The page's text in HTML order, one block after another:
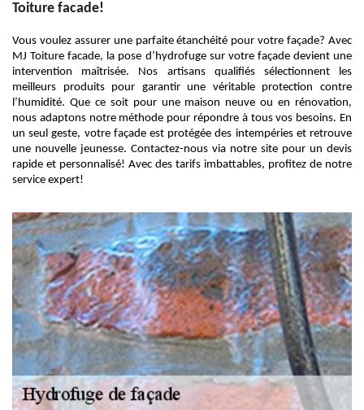
Toiture facade!
Vous voulez assurer une parfaite étanchéité pour votre façade? Avec
MJ Toiture facade, la pose d’hydrofuge sur votre façade devient une
intervention maîtrisée. Nos artisans qualifiés sélectionnent les
meilleurs produits pour garantir une véritable protection contre
l’humidité. Que ce soit pour une maison neuve ou en rénovation,
nous adaptons notre méthode pour répondre à tous vos besoins. En
un seul geste, votre façade est protégée des intempéries et retrouve
une nouvelle jeunesse. Contactez-nous via notre site pour un devis
rapide et personnalisé! Avec des tarifs imbattables, profitez de notre
service expert!